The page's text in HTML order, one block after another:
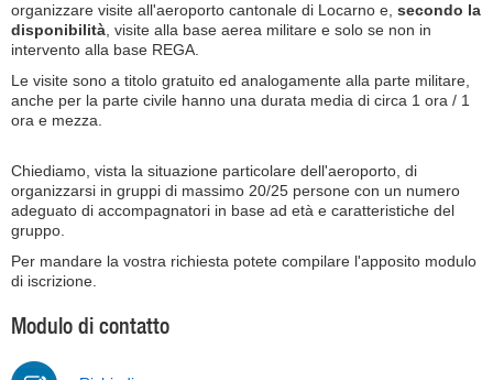
organizzare visite all'aeroporto cantonale di Locarno e, secondo la
disponibilità , visite alla base aerea militare e solo se non in
intervento alla base REGA.
Le visite sono a titolo gratuito ed analogamente alla parte militare,
anche per la parte civile hanno una durata media di circa 1 ora / 1
ora e mezza.
Chiediamo, vista la situazione particolare dell'aeroporto, di
organizzarsi in gruppi di massimo 20/25 persone con un numero
adeguato di accompagnatori in base ad età e caratteristiche del
gruppo.
Per mandare la vostra richiesta potete compilare l'apposito modulo
di iscrizione.
Modulo di contatto